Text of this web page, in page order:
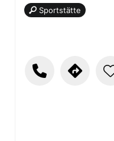
Sportstätte